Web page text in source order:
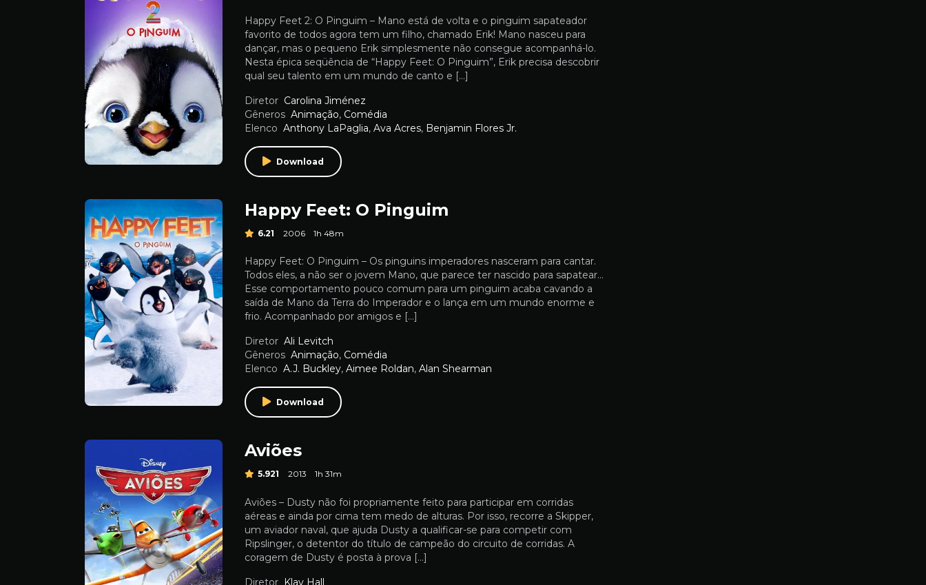
Happy Feet 2: O Pinguim – Mano está de volta e o pinguim sapateador
favorito de todos agora tem um filho, chamado Erik! Mano nasceu para
dançar, mas o pequeno Erik simplesmente não consegue acompanhá-lo.
Nesta épica seqüência de “Happy Feet: O Pinguim”, Erik precisa descobrir
qual seu talento em um mundo de canto e […]
Diretor Carolina Jiménez
Gêneros Animação, Comédia
Elenco Anthony LaPaglia, Ava Acres, Benjamin Flores Jr.
Download
Happy Feet: O Pinguim
6.21 2006 1h 48m
Happy Feet: O Pinguim – Os pinguins imperadores nasceram para cantar.
Todos eles, a não ser o jovem Mano, que parece ter nascido para sapatear…
Esse comportamento pouco comum para um pinguim acaba cavando a
saída de Mano da Terra do Imperador e o lança em um mundo enorme e
frio. Acompanhado por amigos e […]
Diretor Ali Levitch
Gêneros Animação, Comédia
Elenco A.J. Buckley, Aimee Roldan, Alan Shearman
Download
Aviões
5.921 2013 1h 31m
Aviões – Dusty não foi propriamente feito para participar em corridas
aéreas e ainda por cima tem medo de alturas. Por isso, recorre a Skipper,
um aviador naval, que ajuda Dusty a qualificar-se para competir com
Ripslinger, o detentor do título de campeão do circuito de corridas. A
coragem de Dusty é posta à prova […]
Diretor Klay Hall